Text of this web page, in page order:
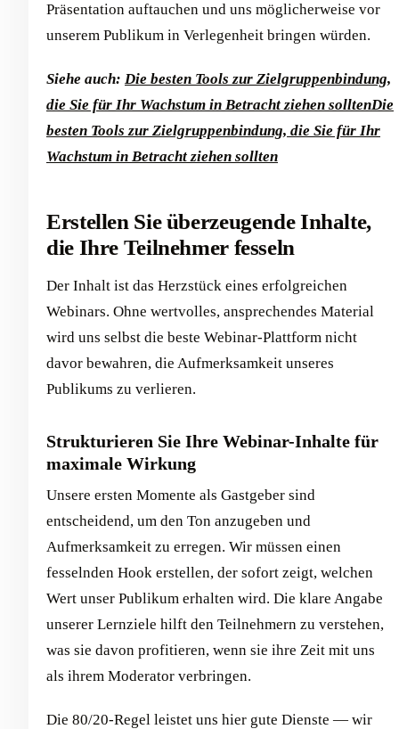
Präsentation auftauchen und uns möglicherweise vor
unserem Publikum in Verlegenheit bringen würden.
Siehe auch: Die besten Tools zur Zielgruppenbindung,
die Sie für Ihr Wachstum in Betracht ziehen solltenDie
besten Tools zur Zielgruppenbindung, die Sie für Ihr
Wachstum in Betracht ziehen sollten
Erstellen Sie überzeugende Inhalte,
die Ihre Teilnehmer fesseln
Der Inhalt ist das Herzstück eines erfolgreichen
Webinars. Ohne wertvolles, ansprechendes Material
wird uns selbst die beste Webinar-Plattform nicht
davor bewahren, die Aufmerksamkeit unseres
Publikums zu verlieren.
Strukturieren Sie Ihre Webinar-Inhalte für
maximale Wirkung
Unsere ersten Momente als Gastgeber sind
entscheidend, um den Ton anzugeben und
Aufmerksamkeit zu erregen. Wir müssen einen
fesselnden Hook erstellen, der sofort zeigt, welchen
Wert unser Publikum erhalten wird. Die klare Angabe
unserer Lernziele hilft den Teilnehmern zu verstehen,
was sie davon profitieren, wenn sie ihre Zeit mit uns
als ihrem Moderator verbringen.
Die 80/20-Regel leistet uns hier gute Dienste — wir